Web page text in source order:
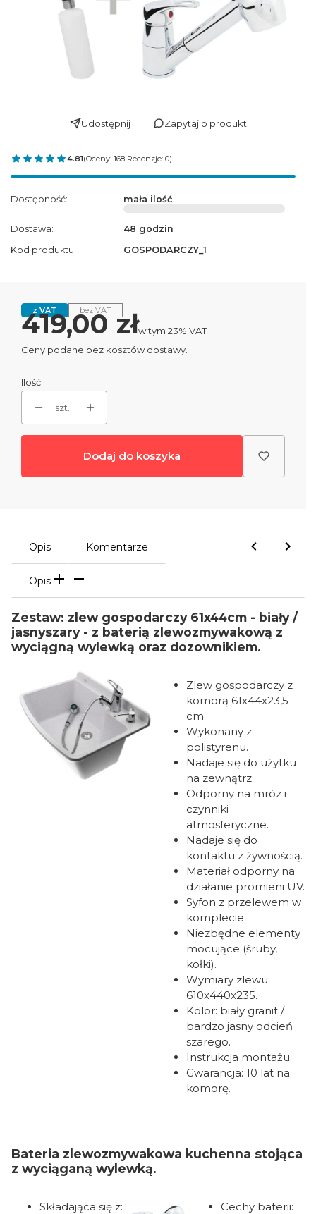
Udostępnij Zapytaj o produkt
4.81(Oceny: 168 Recenzje: 0)
Dostępność: mała ilość
Dostawa:
48 godzin
Kod produktu:
GOSPODARCZY_1
z VAT bez VAT
Cena
419,00 złw tym 23% VAT
w tym 23% VAT
Ceny podane bez kosztów dostawy.
Ilość
szt.
Dodaj do koszyka
Opis Komentarze
Opis
Zestaw: zlew gospodarczy 61x44cm - biały /
jasnyszary - z baterią zlewozmywakową z
wyciągną wylewką oraz dozownikiem.
Zlew gospodarczy z
komorą 61x44x23,5
cm
Wykonany z
polistyrenu.
Nadaje się do użytku
na zewnątrz.
Odporny na mróz i
czynniki
atmosferyczne.
Nadaje się do
kontaktu z żywnością.
Materiał odporny na
działanie promieni UV.
Syfon z przelewem w
komplecie.
Niezbędne elementy
mocujące (śruby,
kołki).
Wymiary zlewu:
610x440x235.
Kolor: biały granit /
bardzo jasny odcień
szarego.
Instrukcja montażu.
Gwarancja: 10 lat na
komorę.
Bateria zlewozmywakowa kuchenna stojąca
z wyciąganą wylewką.
Składająca się z:
Cechy baterii: